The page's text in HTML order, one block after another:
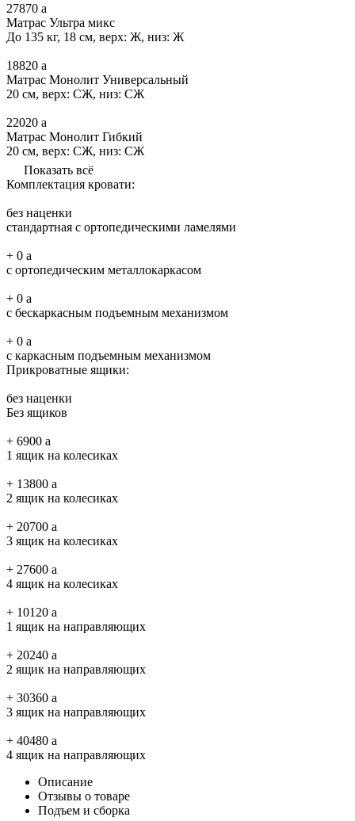
27870 a
Матрас Ультра микс
До 135 кг, 18 см, верх: Ж, низ: Ж
18820 a
Матрас Монолит Универсальный
20 см, верх: СЖ, низ: СЖ
22020 a
Матрас Монолит Гибкий
20 см, верх: СЖ, низ: СЖ
Показать всё
Комплектация кровати:
без наценки
стандартная с ортопедическими ламелями
+ 0 a
с ортопедическим металлокаркасом
+ 0 a
с бескаркасным подъемным механизмом
+ 0 a
с каркасным подъемным механизмом
Прикроватные ящики:
без наценки
Без ящиков
+ 6900 a
1 ящик на колесиках
+ 13800 a
2 ящик на колесиках
+ 20700 a
3 ящик на колесиках
+ 27600 a
4 ящик на колесиках
+ 10120 a
1 ящик на направляющих
+ 20240 a
2 ящик на направляющих
+ 30360 a
3 ящик на направляющих
+ 40480 a
4 ящик на направляющих
Описание
Отзывы о товаре
Подъем и сборка